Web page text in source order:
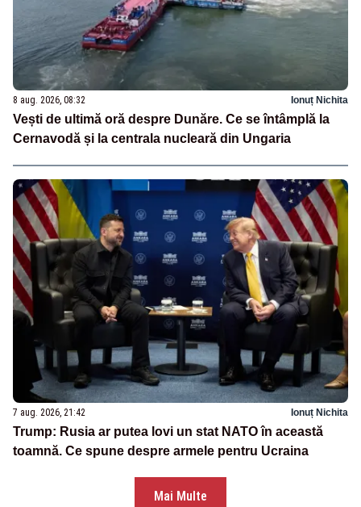
8 aug. 2026, 08:32 Ionuț Nichita
Vești de ultimă oră despre Dunăre. Ce se întâmplă la
Cernavodă și la centrala nucleară din Ungaria
7 aug. 2026, 21:42 Ionuț Nichita
Trump: Rusia ar putea lovi un stat NATO în această
toamnă. Ce spune despre armele pentru Ucraina
Mai Multe